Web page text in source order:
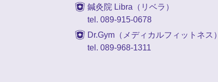
鍼灸院 Libra（リベラ）
tel. 089-915-0678
Dr.Gym（メディカルフィットネス）
tel. 089-968-1311